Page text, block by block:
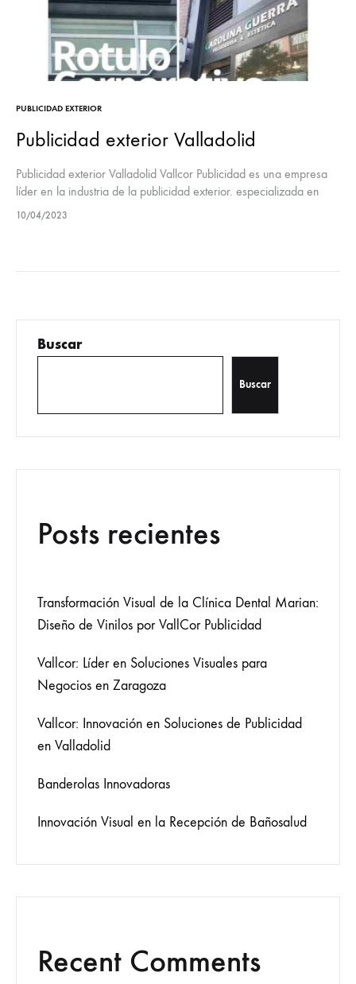
PUBLICIDAD EXTERIOR
Publicidad exterior Valladolid
Publicidad exterior Valladolid Vallcor Publicidad es una empresa
líder en la industria de la publicidad exterior. especializada en
proporcionar soluciones innovadoras y creativas para
10/04/2023
Buscar
Buscar
Posts recientes
Transformación Visual de la Clínica Dental Marian:
Diseño de Vinilos por VallCor Publicidad
Vallcor: Líder en Soluciones Visuales para
Negocios en Zaragoza
Vallcor: Innovación en Soluciones de Publicidad
en Valladolid
Banderolas Innovadoras
Innovación Visual en la Recepción de Bañosalud
Recent Comments